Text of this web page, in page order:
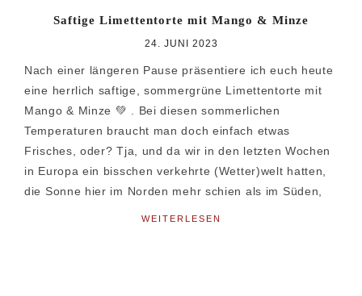
Saftige Limettentorte mit Mango & Minze
24. JUNI 2023
Nach einer längeren Pause präsentiere ich euch heute
eine herrlich saftige, sommergrüne Limettentorte mit
Mango & Minze 💚 . Bei diesen sommerlichen
Temperaturen braucht man doch einfach etwas
Frisches, oder? Tja, und da wir in den letzten Wochen
in Europa ein bisschen verkehrte (Wetter)welt hatten,
die Sonne hier im Norden mehr schien als im Süden,
WEITERLESEN